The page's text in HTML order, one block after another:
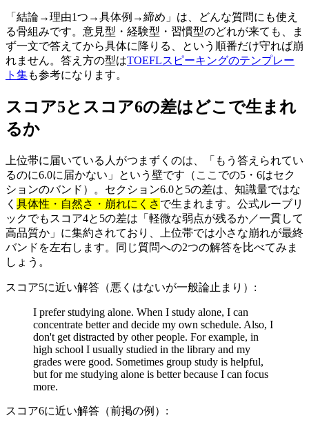
「結論→理由1つ→具体例→締め」は、どんな質問にも使え
る骨組みです。意見型・経験型・習慣型のどれが来ても、ま
ず一文で答えてから具体に降りる、という順番だけ守れば崩
れません。答え方の型はTOEFLスピーキングのテンプレー
ト集も参考になります。
スコア5とスコア6の差はどこで生まれ
るか
上位帯に届いている人がつまずくのは、「もう答えられてい
るのに6.0に届かない」という壁です（ここでの5・6はセク
ションのバンド）。セクション6.0と5の差は、知識量ではな
く 具体性・自然さ・崩れにくさ で生まれます。公式ルーブリ
ックでもスコア4と5の差は「軽微な弱点が残るか／一貫して
高品質か」に集約されており、上位帯では小さな崩れが最終
バンドを左右します。同じ質問への2つの解答を比べてみま
しょう。
スコア5に近い解答（悪くはないが一般論止まり）:
I prefer studying alone. When I study alone, I can
concentrate better and decide my own schedule. Also, I
don't get distracted by other people. For example, in
high school I usually studied in the library and my
grades were good. Sometimes group study is helpful,
but for me studying alone is better because I can focus
more.
スコア6に近い解答（前掲の例）: